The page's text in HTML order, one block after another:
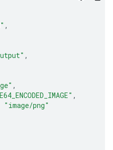
,
,
,
,
"image/png"